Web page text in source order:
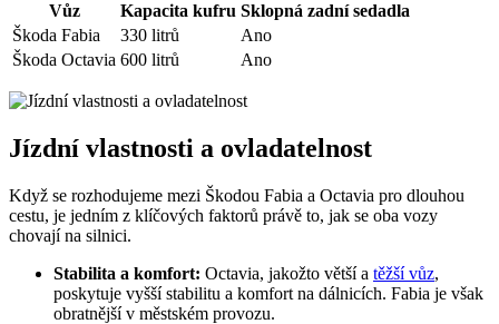
Vůz Kapacita kufru Sklopná zadní sedadla
Škoda Fabia
330 litrů
Ano
Škoda Octavia 600 litrů Ano
Jízdní vlastnosti a ovladatelnost
Když se rozhodujeme mezi Škodou Fabia a Octavia pro dlouhou
cestu, je jedním z klíčových faktorů právě to, jak se oba vozy
chovají na silnici.
Stabilita a komfort: Octavia, jakožto větší a těžší vůz,
poskytuje vyšší stabilitu a komfort na dálnicích. Fabia je však
obratnější v městském provozu.